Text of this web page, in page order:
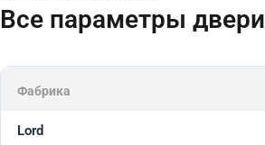
Все параметры двери
Фабрика
Lord